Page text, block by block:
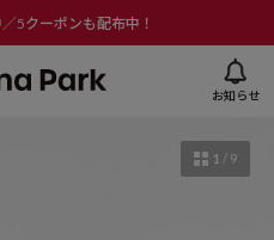
5クーポンも配布中！
お知らせ
1 / 9